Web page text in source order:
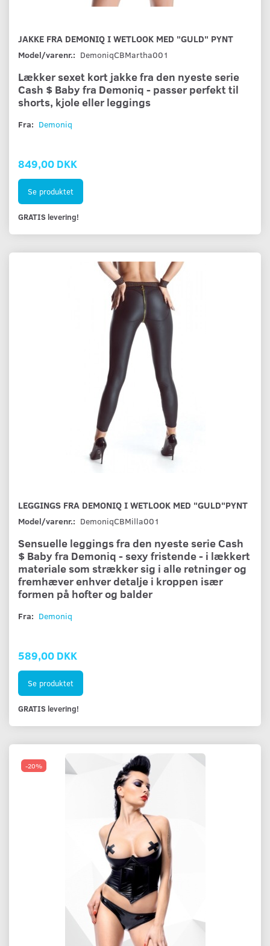
JAKKE FRA DEMONIQ I WETLOOK MED "GULD" PYNT
Model/varenr.: DemoniqCBMartha001
Lækker sexet kort jakke fra den nyeste serie
Cash $ Baby fra Demoniq - passer perfekt til
shorts, kjole eller leggings
Fra: Demoniq
849,00 DKK
Se produktet
GRATIS levering!
LEGGINGS FRA DEMONIQ I WETLOOK MED "GULD"PYNT
Model/varenr.: DemoniqCBMilla001
Sensuelle leggings fra den nyeste serie Cash
$ Baby fra Demoniq - sexy fristende - i lækkert
materiale som strækker sig i alle retninger og
fremhæver enhver detalje i kroppen især
formen på hofter og balder
Fra: Demoniq
589,00 DKK
Se produktet
GRATIS levering!
-20%